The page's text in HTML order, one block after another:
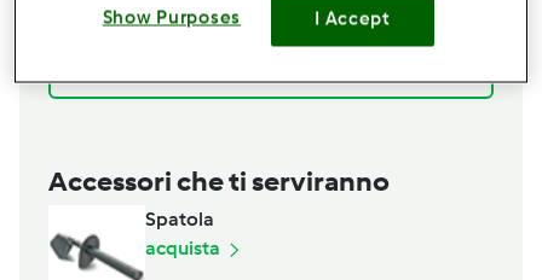
lievito - 1 pizzico di sale
Accessori che ti serviranno
Spatola
acquista
Show Purposes I Accept